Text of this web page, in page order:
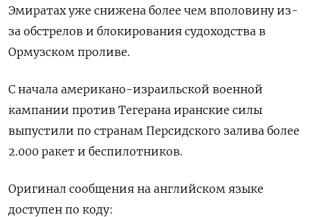
Эмиратах уже снижена более чем вполовину из-
за обстрелов и блокирования судоходства в
Ормузском проливе.
С начала американо-израильской военной
кампании против Тегерана иранские ​силы
выпустили ⁠по странам Персидского залива более
2.000 ракет ‌и беспилотников.
Оригинал сообщения на ‌английском языке
доступен по коду: